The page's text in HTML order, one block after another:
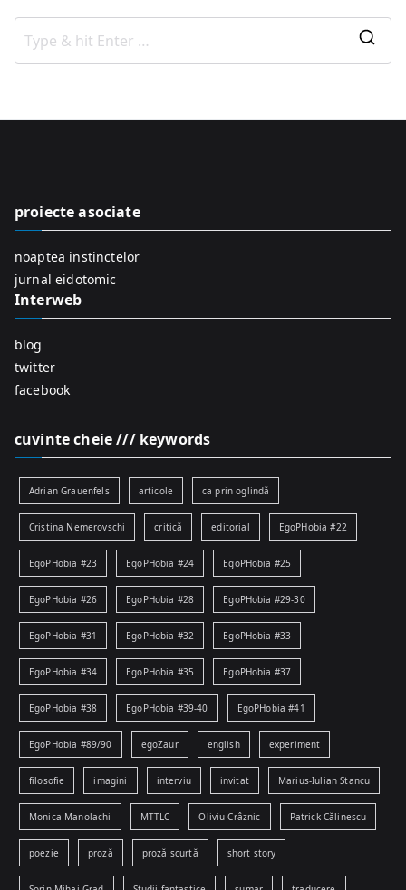
o
proiecte asociate
noaptea instinctelor
jurnal eidotomic
Interweb
blog
twitter
facebook
cuvinte cheie /// keywords
Adrian Grauenfels articole ca prin oglindă
Cristina Nemerovschi critică editorial EgoPHobia #22
EgoPHobia #23 EgoPHobia #24 EgoPHobia #25
EgoPHobia #26 EgoPHobia #28 EgoPHobia #29-30
EgoPHobia #31 EgoPHobia #32 EgoPHobia #33
EgoPHobia #34 EgoPHobia #35 EgoPHobia #37
EgoPHobia #38 EgoPHobia #39-40 EgoPHobia #41
EgoPHobia #89/90 egoZaur english experiment
filosofie imagini interviu invitat Marius-Iulian Stancu
Monica Manolachi MTTLC Oliviu Crâznic Patrick Călinescu
poezie proză proză scurtă short story